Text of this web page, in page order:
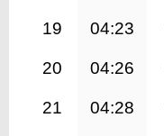
19 04:23
20 04:26
21 04:28